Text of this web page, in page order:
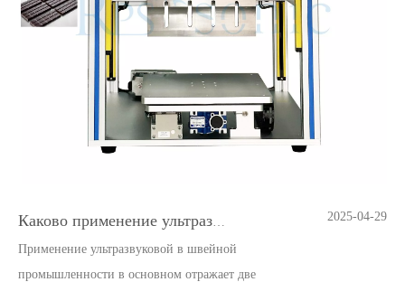
Каково применение ультразвуковой режущей машины в продовольственной зоне?
Применение ультразвуковой в швейной
промышленности в основном отражает две
2025-04-29